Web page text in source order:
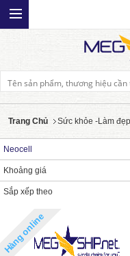
Trang Chủ Sức khỏe -Làm đẹp
Neocell
Khoảng giá
Sắp xếp theo
Hàng online